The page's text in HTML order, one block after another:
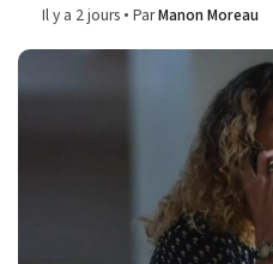
Il y a 2 jours ParManon Moreau